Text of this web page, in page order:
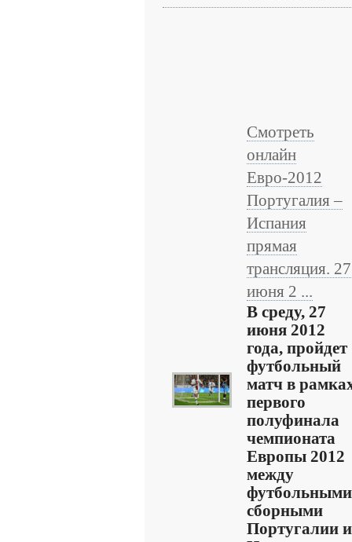
Смотреть
онлайн
Евро-2012
Португалия –
Испания
прямая
трансляция. 27
июня 2 ...
В среду, 27
июня 2012
года, пройдет
футбольный
матч в
первого
полуфинала
чемпионата
Европы 2012
между
футбольными
сборными
Португалии и